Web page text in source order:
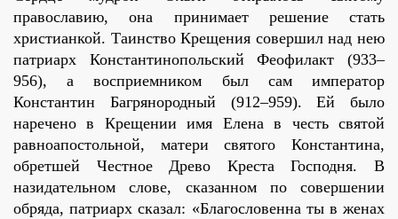
православию, она принимает решение стать
христианкой. Таинство Крещения совершил над нею
патриарх Константинопольский Феофилакт (933–
956), а восприемником был сам император
Константин Багрянородный (912–959). Ей было
наречено в Крещении имя Елена в честь святой
равноапостольной, матери святого Константина,
обретшей Честное Древо Креста Господня. В
назидательном слове, сказанном по совершении
обряда, патриарх сказал: «Благословенна ты в женах